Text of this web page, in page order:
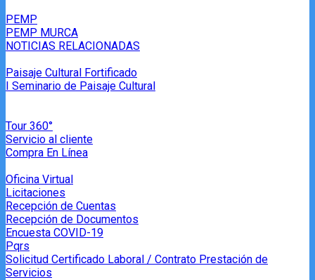
PEMP
PEMP MURCA
NOTICIAS RELACIONADAS
Paisaje Cultural Fortificado
I Seminario de Paisaje Cultural
Tour 360°
Servicio al cliente
Compra En Línea
Oficina Virtual
Licitaciones
Recepción de Cuentas
Recepción de Documentos
Encuesta COVID-19
Pqrs
Solicitud Certificado Laboral / Contrato Prestación de
Servicios